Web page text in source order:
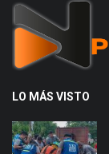
LO MÁS VISTO